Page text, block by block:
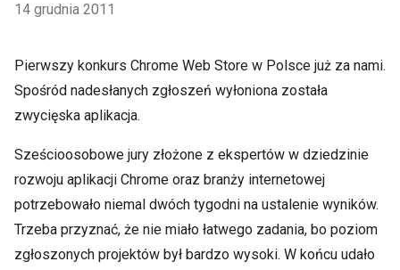
14 grudnia 2011
Pierwszy konkurs Chrome Web Store w Polsce już za nami.
Spośród nadesłanych zgłoszeń wyłoniona została
zwycięska aplikacja.
Sześcioosobowe jury złożone z ekspertów w dziedzinie
rozwoju aplikacji Chrome oraz branży internetowej
potrzebowało niemal dwóch tygodni na ustalenie wyników.
Trzeba przyznać, że nie miało łatwego zadania, bo poziom
zgłoszonych projektów był bardzo wysoki. W końcu udało